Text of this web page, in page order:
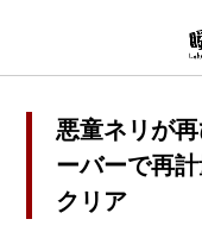
悪童ネリが
ーバーで再
クリア